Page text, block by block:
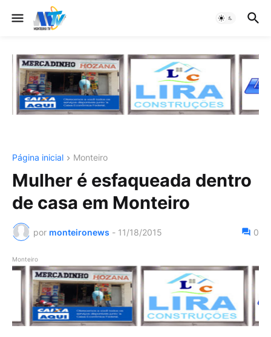
Página inicial Monteiro
Mulher é esfaqueada dentro
de casa em Monteiro
por monteironews - 11/18/2015 0
Monteiro